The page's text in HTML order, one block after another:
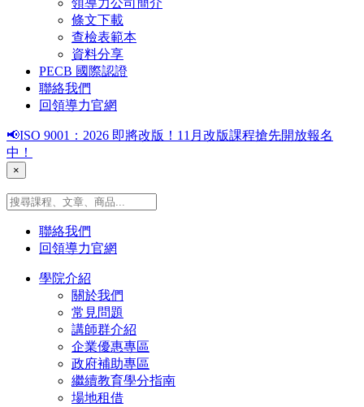
領導力公司簡介
條文下載
查檢表範本
資料分享
PECB 國際認證
聯絡我們
回領導力官網
📢ISO 9001：2026 即將改版！11月改版課程搶先開放報名
中！
×
聯絡我們
回領導力官網
學院介紹
關於我們
常見問題
講師群介紹
企業優惠專區
政府補助專區
繼續教育學分指南
場地租借